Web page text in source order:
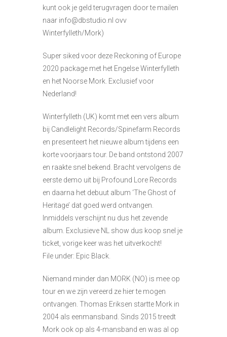
kunt ook je geld terugvragen door te mailen
naar info@dbstudio.nl ovv
Winterfylleth/Mork)
Super siked voor deze Reckoning of Europe
2020 package met het Engelse Winterfylleth
en het Noorse Mork. Exclusief voor
Nederland!
Winterfylleth (UK) komt met een vers album
bij Candlelight Records/Spinefarm Records
en presenteert het nieuwe album tijdens een
korte voorjaars tour. De band ontstond 2007
en raakte snel bekend. Bracht vervolgens de
eerste demo uit bij Profound Lore Records
en daarna het debuut album ‘The Ghost of
Heritage’ dat goed werd ontvangen.
Inmiddels verschijnt nu dus het zevende
album. Exclusieve NL show dus koop snel je
ticket, vorige keer was het uitverkocht!
File under: Epic Black.
Niemand minder dan MORK (NO) is mee op
tour en we zijn vereerd ze hier te mogen
ontvangen. Thomas Eriksen startte Mork in
2004 als eenmansband. Sinds 2015 treedt
Mork ook op als 4-mansband en was al op